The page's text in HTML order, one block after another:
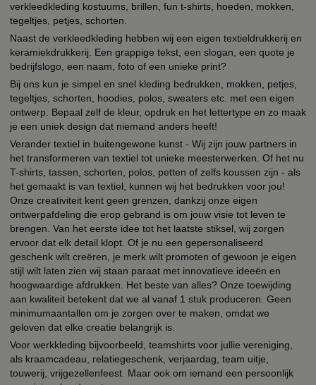
verkleedkleding kostuums, brillen, fun t-shirts, hoeden, mokken,
tegeltjes, petjes, schorten.
Naast de verkleedkleding hebben wij een eigen textieldrukkerij en
keramiekdrukkerij. Een grappige tekst, een slogan, een quote je
bedrijfslogo, een naam, foto of een unieke print?
Bij ons kun je simpel en snel kleding bedrukken, mokken, petjes,
tegeltjes, schorten, hoodies, polos, sweaters etc. met een eigen
ontwerp. Bepaal zelf de kleur, opdruk en het lettertype en zo maak
je een uniek design dat niemand anders heeft!
Verander textiel in buitengewone kunst - Wij zijn jouw partners in
het transformeren van textiel tot unieke meesterwerken. Of het nu
T-shirts, tassen, schorten, polos, petten of zelfs koussen zijn - als
het gemaakt is van textiel, kunnen wij het bedrukken voor jou!
Onze creativiteit kent geen grenzen, dankzij onze eigen
ontwerpafdeling die erop gebrand is om jouw visie tot leven te
brengen. Van het eerste idee tot het laatste stiksel, wij zorgen
ervoor dat elk detail klopt. Of je nu een gepersonaliseerd
geschenk wilt creëren, je merk wilt promoten of gewoon je eigen
stijl wilt laten zien wij staan paraat met innovatieve ideeën en
hoogwaardige afdrukken. Het beste van alles? Onze toewijding
aan kwaliteit betekent dat we al vanaf 1 stuk produceren. Geen
minimumaantallen om je zorgen over te maken, omdat we
geloven dat elke creatie belangrijk is.
Voor werkkleding bijvoorbeeld, teamshirts voor jullie vereniging,
als kraamcadeau, relatiegeschenk, verjaardag, team uitje,
touwerij, vrijgezellenfeest. Maar ook om iemand een persoonlijk